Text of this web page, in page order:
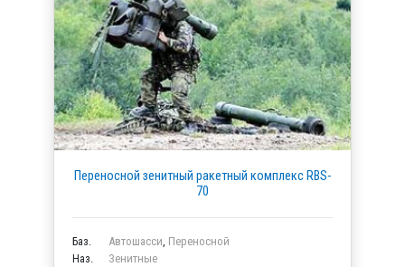
Переносной зенитный ракетный комплекс RBS-
70
Баз. Автошасси, Переносной
Наз.
Зенитные